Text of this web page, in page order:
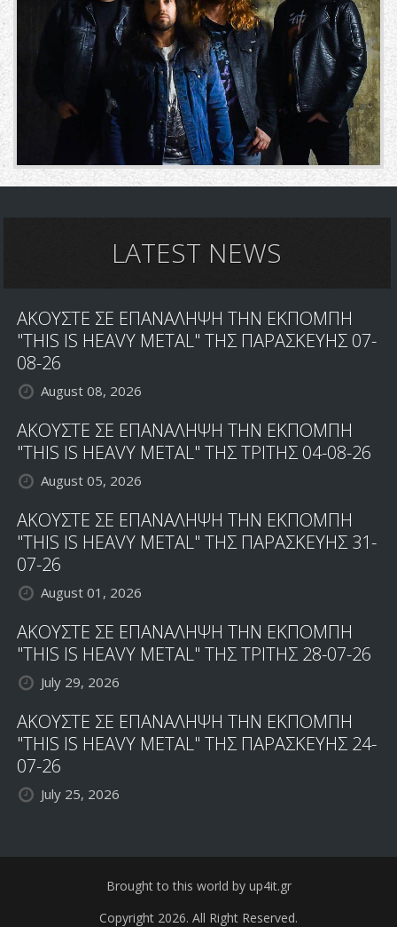
LATEST NEWS
ΑΚΟΥΣΤΕ ΣΕ ΕΠΑΝΑΛΗΨΗ ΤΗΝ ΕΚΠΟΜΠΗ
"THIS IS HEAVY METAL" ΤΗΣ ΠΑΡΑΣΚΕΥΗΣ 07-
08-26
August 08, 2026
ΑΚΟΥΣΤΕ ΣΕ ΕΠΑΝΑΛΗΨΗ ΤΗΝ ΕΚΠΟΜΠΗ
"THIS IS HEAVY METAL" ΤΗΣ ΤΡΙΤΗΣ 04-08-26
August 05, 2026
ΑΚΟΥΣΤΕ ΣΕ ΕΠΑΝΑΛΗΨΗ ΤΗΝ ΕΚΠΟΜΠΗ
"THIS IS HEAVY METAL" ΤΗΣ ΠΑΡΑΣΚΕΥΗΣ 31-
07-26
August 01, 2026
ΑΚΟΥΣΤΕ ΣΕ ΕΠΑΝΑΛΗΨΗ ΤΗΝ ΕΚΠΟΜΠΗ
"THIS IS HEAVY METAL" ΤΗΣ ΤΡΙΤΗΣ 28-07-26
July 29, 2026
ΑΚΟΥΣΤΕ ΣΕ ΕΠΑΝΑΛΗΨΗ ΤΗΝ ΕΚΠΟΜΠΗ
"THIS IS HEAVY METAL" ΤΗΣ ΠΑΡΑΣΚΕΥΗΣ 24-
07-26
July 25, 2026
Brought to this world by up4it.gr
Copyright 2026. All Right Reserved.